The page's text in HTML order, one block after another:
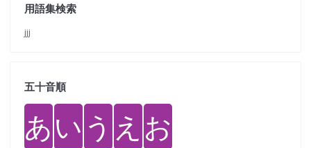
用語集検索
jjj
五十音順
あい う え お